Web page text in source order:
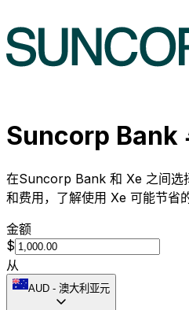
Suncorp Bank
在Suncorp Bank 和 Xe 之间选
和费用，了解使用 Xe 可能节省
金额
$
从
AUD - 澳大利亚元